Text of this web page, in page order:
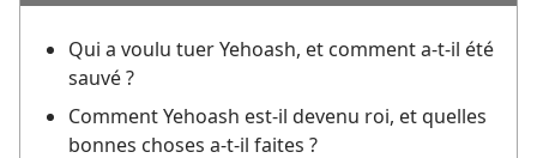
Qui a voulu tuer Yehoash, et comment a-​t-​il été
sauvé ?
Comment Yehoash est-​il devenu roi, et quelles
bonnes choses a-​t-​il faites ?